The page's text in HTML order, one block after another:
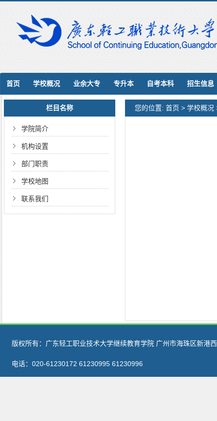
首页 学校概况 业余大专 专升本 自考本科 招生信息
栏目名称
学院简介
机构设置
部门职责
学校地图
联系我们
您的位置: 首页 > 学校概况
版权所有：广东轻工职业技术大学继续教育学院 广州市海珠区新港
电话：020-61230172 61230995 61230996